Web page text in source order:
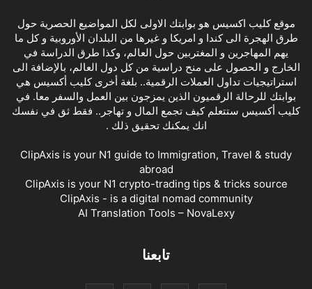
موقع كليب اكسيس هو بوابتك الاولى لكل المواضيع الحصرية حول
طرق الهجرة الى كندا و امريكا و غيرها من البلدان الأوروبية و كل ما
يهم المهاجرين و المغتربين حول العالم، وكذا طرق الدراسة في
الخارج و الحصول على منح دراسية من كل دول العالم، بالإضافة الى
استراتيجيات تداول العملات الرقمية.. بلغة أخرى كليب أكسيس هي
بوابتك للرحالة الرقميون الذين يمزجون بين العمل والسفر معا. في
كليب أكسيس ستتعلم كيف تجمع المال و تهاجر.. فقط ثق في نفسك
انك يمكنك تحقيق ذلك .
ClipAxis is your N1 guide to Immigration, Travel & study
abroad
ClipAxis is your N1 crypto-trading tips & tricks source
ClipAxis - is a digital nomad community
AI Translation Tools – NovaLexy
تابعنا